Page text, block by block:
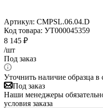
Артикул: CMPSL.06.04.D
Код товара: УТ000045359
8 145 ₽
/шт
Под заказ
Уточнить наличие образца в
Под заказ
Наши менеджеры
условия заказа